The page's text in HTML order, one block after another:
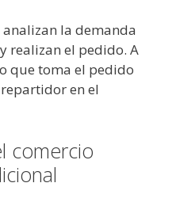
la demanda
realizan el pedido. A
que toma el pedido
en el
comercio